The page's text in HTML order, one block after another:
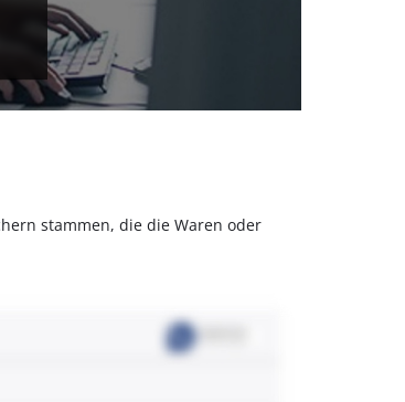
stammen, die die Waren oder